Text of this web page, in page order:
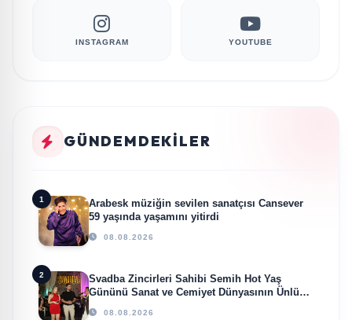
INSTAGRAM YOUTUBE
GÜNDEMDEKILER
1
Arabesk müziğin sevilen sanatçısı Cansever
59 yaşında yaşamını yitirdi
08.08.2026
2
Svadba Zincirleri Sahibi Semih Hot Yaş
Gününü Sanat ve Cemiyet Dünyasının Ünlü
İsimleriyle Kutladı!
08.08.2026